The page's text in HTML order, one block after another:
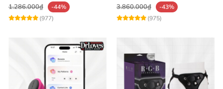
1.286.000₫
-44%
(977)
3.860.000₫
-43%
(975)